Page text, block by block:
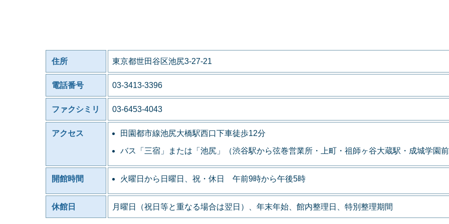
住所 東京都世田谷区池尻3-27-21
電話番号 03-3413-3396
ファクシミリ 03-6453-4043
アクセス 田園都市線池尻大橋駅西口下車徒歩12分
バス「三宿」または「池尻」（渋谷駅から弦巻営業所・上町・祖師ヶ谷大蔵駅・成城学園
開館時間 火曜日から日曜日、祝・休日 午前9時から午後5時
休館日 月曜日（祝日等と重なる場合は翌日）、年末年始、館内整理日、特別整理期間